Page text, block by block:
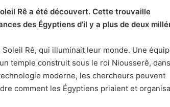
Rê a été découvert. Cette trouvaille
des Égyptiens d’il y a plus de deux
Rê, qui illuminait leur monde. Une
temple construit sous le roi Niousserê,
moderne, les chercheurs peuvent
comment les Égyptiens priaient et